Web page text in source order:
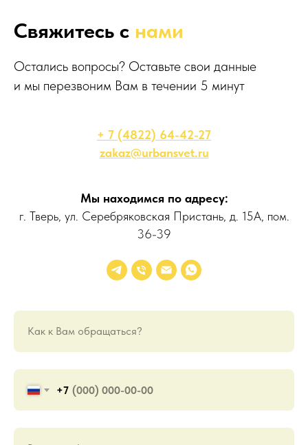
Свяжитесь с нами
Остались вопросы? Оставьте свои данные
и мы перезвоним Вам в течении 5 минут
+ 7 (4822) 64-42-27
zakaz@urbansvet.ru
Мы находимся по адресу:
г. Тверь, ул. Серебряковская Пристань, д. 15А, пом.
36-39
Как к Вам обращаться?
+7